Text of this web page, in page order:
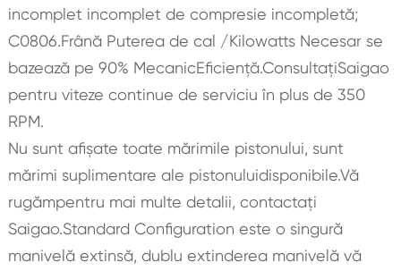
incomplet incomplet de compresie incompletă;
C0806.Frână Puterea de cal /Kilowatts Necesar se
bazează pe 90% MecanicEficienţă.ConsultaţiSaigao
pentru viteze continue de serviciu în plus de 350
RPM.
Nu sunt afișate toate mărimile pistonului, sunt
mărimi suplimentare ale pistonuluidisponibile.Vă
rugămpentru mai multe detalii, contactați
Saigao.Standard Configuration este o singură
manivelă extinsă, dublu extinderea manivelă vă